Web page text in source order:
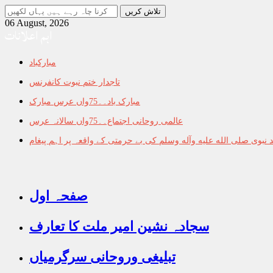
جو
تلاش
یہاں
06 August, 2026
اہم اعلانات
مبارکباد
تاجدار ختم نبوت کانفرنس
مبارک باد۔۔75واں عرس مبارک
عالمی روحانی اجتماع۔۔75واں سالانہ عرس
نبوی صلى الله عليه وآله وسلم کی بے حرمتی کے واقعہ پر اہم پیغام
صفحہ اول
سجادہ نشین امیر ملت کا تعارف
تبلیغی وروحانی سرگرمیاں